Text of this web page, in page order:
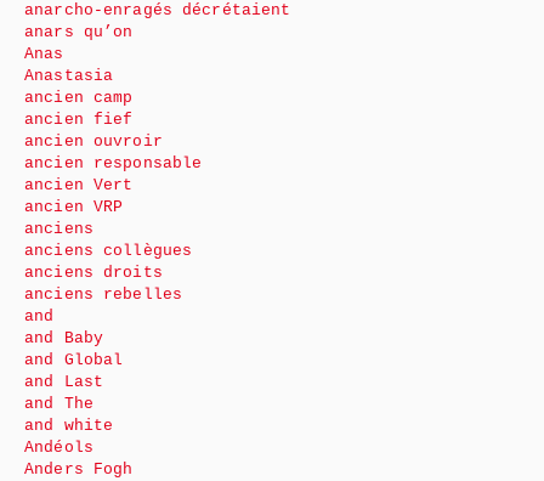
anarcho-enragés décrétaient
anars qu’on
Anas
Anastasia
ancien camp
ancien fief
ancien ouvroir
ancien responsable
ancien Vert
ancien VRP
anciens
anciens collègues
anciens droits
anciens rebelles
and
and Baby
and Global
and Last
and The
and white
Andéols
Anders Fogh